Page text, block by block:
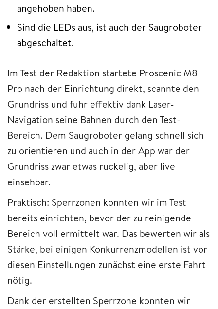
angehoben haben.
Sind die LEDs aus, ist auch der Saugroboter
abgeschaltet.
Im Test der Redaktion startete Proscenic M8
Pro nach der Einrichtung direkt, scannte den
Grundriss und fuhr effektiv dank Laser-
Navigation seine Bahnen durch den Test-
Bereich. Dem Saugroboter gelang schnell sich
zu orientieren und auch in der App war der
Grundriss zwar etwas ruckelig, aber live
einsehbar.
Praktisch: Sperrzonen konnten wir im Test
bereits einrichten, bevor der zu reinigende
Bereich voll ermittelt war. Das bewerten wir als
Stärke, bei einigen Konkurrenzmodellen ist vor
diesen Einstellungen zunächst eine erste Fahrt
nötig.
Dank der erstellten Sperrzone konnten wir